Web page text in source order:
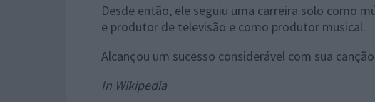
Desde então, ele seguiu uma carreira solo como
e produtor de televisão e como produtor musical.
Alcançou um sucesso considerável com sua
In Wikipedia